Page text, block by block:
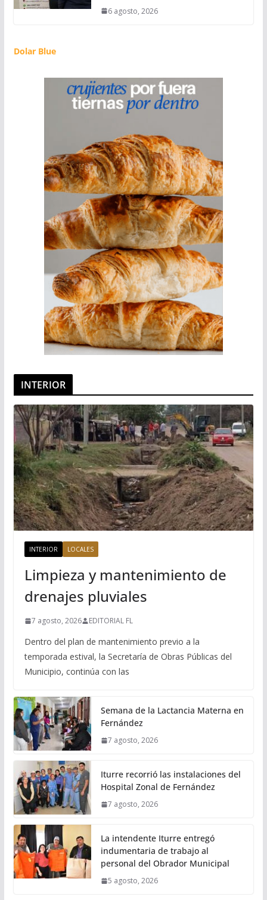
6 agosto, 2026
Dolar Blue
INTERIOR
INTERIOR LOCALES
Limpieza y mantenimiento de
drenajes pluviales
7 agosto, 2026 EDITORIAL FL
Dentro del plan de mantenimiento previo a la
temporada estival, la Secretaría de Obras Públicas del
Municipio, continúa con las
Semana de la Lactancia Materna en
Fernández
7 agosto, 2026
Iturre recorrió las instalaciones del
Hospital Zonal de Fernández
7 agosto, 2026
La intendente Iturre entregó
indumentaria de trabajo al
personal del Obrador Municipal
5 agosto, 2026